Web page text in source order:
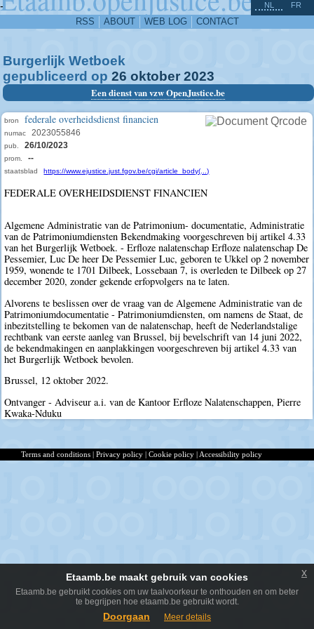
-
RSS ABOUT WEB LOG CONTACT
NL FR
Burgerlijk Wetboek
gepubliceerd op 26 oktober 2023
Een dienst van vzw OpenJustice.be
bron federale overheidsdienst financien
numac 2023055846
pub. 26/10/2023
prom. --
staatsblad https://www.ejustice.just.fgov.be/cgi/article_body(...)
FEDERALE OVERHEIDSDIENST FINANCIEN
Algemene Administratie van de Patrimonium- documentatie, Administratie
van de Patrimoniumdiensten Bekendmaking voorgeschreven bij artikel 4.33
van het Burgerlijk Wetboek. - Erfloze nalatenschap Erfloze nalatenschap De
Pessemier, Luc De heer De Pessemier Luc, geboren te Ukkel op 2 november
1959, wonende te 1701 Dilbeek, Lossebaan 7, is overleden te Dilbeek op 27
december 2020, zonder gekende erfopvolgers na te laten.
Alvorens te beslissen over de vraag van de Algemene Administratie van de
Patrimoniumdocumentatie - Patrimoniumdiensten, om namens de Staat, de
inbezitstelling te bekomen van de nalatenschap, heeft de Nederlandstalige
rechtbank van eerste aanleg van Brussel, bij bevelschrift van 14 juni 2022,
de bekendmakingen en aanplakkingen voorgeschreven bij artikel 4.33 van
het Burgerlijk Wetboek bevolen.
Brussel, 12 oktober 2022.
Ontvanger - Adviseur a.i. van de Kantoor Erfloze Nalatenschappen, Pierre
Kwaka-Nduku
^
Terms and conditions | Privacy policy | Cookie policy | Accessibility policy
Etaamb.be maakt gebruik van cookies
Etaamb.be gebruikt cookies om uw taalvoorkeur te onthouden en om beter
te begrijpen hoe etaamb.be gebruikt wordt.
Doorgaan Meer details
x